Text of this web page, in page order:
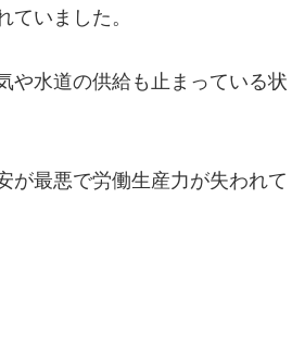
いました。
や水道の供給も止まっている状
が最悪で労働生産力が失われて